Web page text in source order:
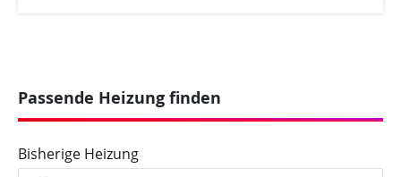
die Durchführung teilweise erstattet bekommen.
Passende Heizung finden
Bisherige Heizung